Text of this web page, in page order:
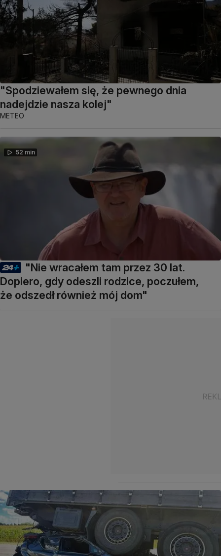
"Spodziewałem się, że pewnego dnia
nadejdzie nasza kolej"
METEO
52 min
"Nie wracałem tam przez 30 lat.
Dopiero, gdy odeszli rodzice, poczułem,
że odszedł również mój dom"